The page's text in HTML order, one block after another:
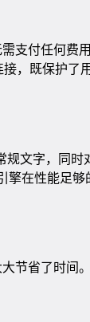
支付任何费
，既保护了
规文字，同时
擎在性能足
节省了时间